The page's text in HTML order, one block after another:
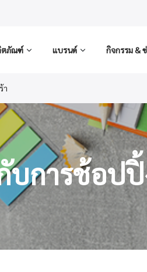
ตภัณฑ์ แบรนด์ กิจกรรม &
า
บการช้อป